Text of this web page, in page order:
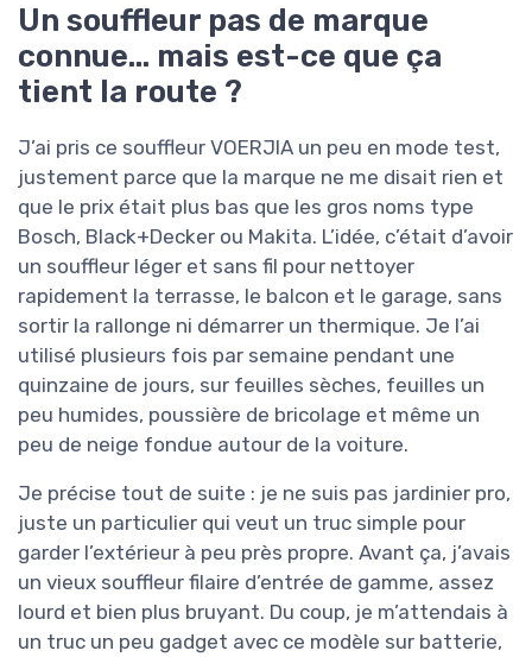
Un souffleur pas de marque
connue… mais est-ce que ça
tient la route ?
J’ai pris ce souffleur VOERJIA un peu en mode test,
justement parce que la marque ne me disait rien et
que le prix était plus bas que les gros noms type
Bosch, Black+Decker ou Makita. L’idée, c’était d’avoir
un souffleur léger et sans fil pour nettoyer
rapidement la terrasse, le balcon et le garage, sans
sortir la rallonge ni démarrer un thermique. Je l’ai
utilisé plusieurs fois par semaine pendant une
quinzaine de jours, sur feuilles sèches, feuilles un
peu humides, poussière de bricolage et même un
peu de neige fondue autour de la voiture.
Je précise tout de suite : je ne suis pas jardinier pro,
juste un particulier qui veut un truc simple pour
garder l’extérieur à peu près propre. Avant ça, j’avais
un vieux souffleur filaire d’entrée de gamme, assez
lourd et bien plus bruyant. Du coup, je m’attendais à
un truc un peu gadget avec ce modèle sur batterie,